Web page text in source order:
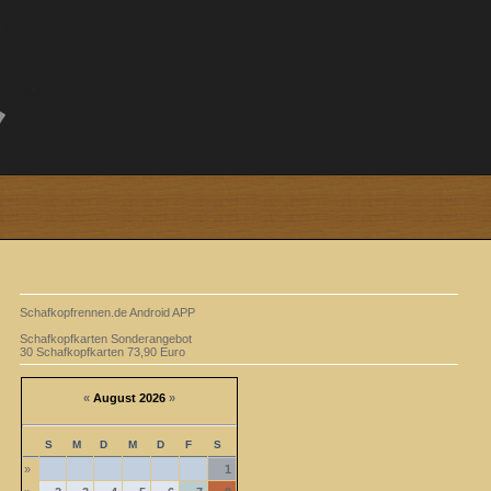
Schafkopfrennen.de Android APP
Schafkopfkarten Sonderangebot
30 Schafkopfkarten 73,90 Euro
« August 2026 »
S M D M D F S
»
1